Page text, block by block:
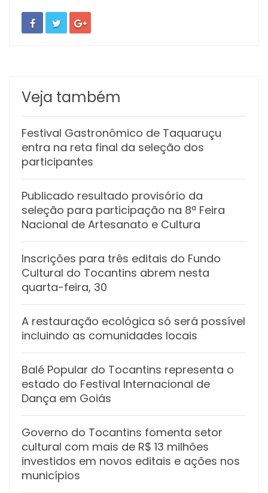
Veja também
Festival Gastronômico de Taquaruçu
entra na reta final da seleção dos
participantes
Publicado resultado provisório da
seleção para participação na 8ª Feira
Nacional de Artesanato e Cultura
Inscrições para três editais do Fundo
Cultural do Tocantins abrem nesta
quarta-feira, 30
A restauração ecológica só será possível
incluindo as comunidades locais
Balé Popular do Tocantins representa o
estado do Festival Internacional de
Dança em Goiás
Governo do Tocantins fomenta setor
cultural com mais de R$ 13 milhões
investidos em novos editais e ações nos
municípios